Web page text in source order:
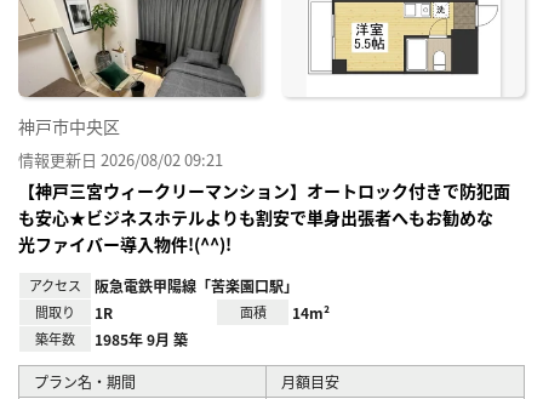
神戸市中央区
情報更新日 2026/08/02 09:21
【神戸三宮ウィークリーマンション】オートロック付きで防犯面
も安心★ビジネスホテルよりも割安で単身出張者へもお勧めな
光ファイバー導入物件!(^^)!
アクセス 阪急電鉄甲陽線「苦楽園口駅」
間取り 1R 面積 14m²
築年数 1985年 9月 築
プラン名・期間 月額目安